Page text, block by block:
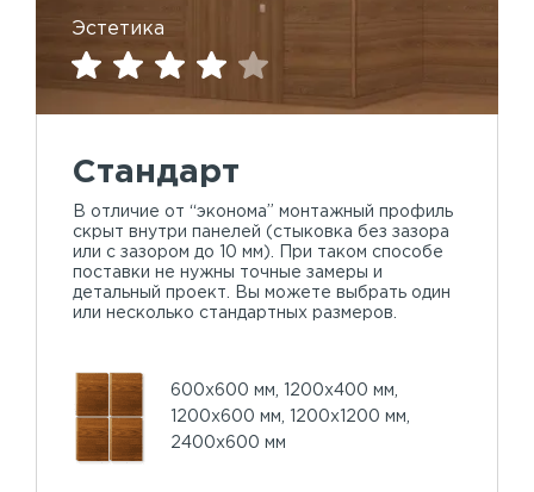
Эстетика
Стандарт
В отличие от “эконома” монтажный профиль
скрыт внутри панелей (стыковка без зазора
или с зазором до 10 мм). При таком способе
поставки не нужны точные замеры и
детальный проект. Вы можете выбрать один
или несколько стандартных размеров.
600х600 мм, 1200х400 мм,
1200х600 мм, 1200х1200 мм,
2400х600 мм